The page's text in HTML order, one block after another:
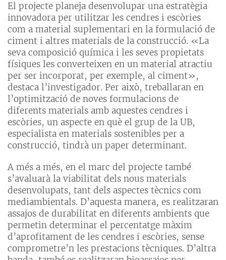
El projecte planeja desenvolupar una estratègia
innovadora per utilitzar les cendres i escòries
com a material suplementari en la formulació de
ciment i altres materials de la construcció. «La
seva composició química i les seves propietats
físiques les converteixen en un material atractiu
per ser incorporat, per exemple, al ciment»,
destaca l’investigador. Per això, treballaran en
l’optimització de noves formulacions de
diferents materials amb aquestes cendres i
escòries, un aspecte en què el grup de la UB,
especialista en materials sostenibles per a
construcció, tindrà un paper determinant.
A més a més, en el marc del projecte també
s’avaluarà la viabilitat dels nous materials
desenvolupats, tant dels aspectes tècnics com
mediambientals. D’aquesta manera, es realitzaran
assajos de durabilitat en diferents ambients que
permetin determinar el percentatge màxim
d’aprofitament de les cendres i escòries, sense
comprometre’n les prestacions tècniques. D’altra